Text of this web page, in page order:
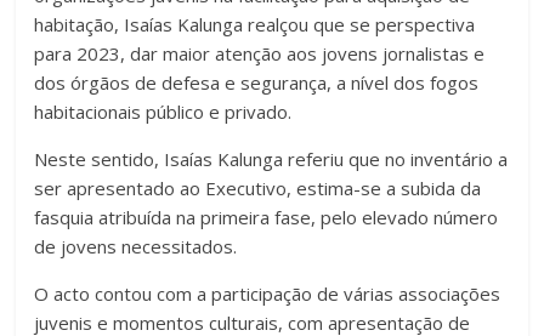
habitação, Isaías Kalunga realçou que se perspectiva
para 2023, dar maior atenção aos jovens jornalistas e
dos órgãos de defesa e segurança, a nível dos fogos
habitacionais público e privado.
Neste sentido, Isaías Kalunga referiu que no inventário a
ser apresentado ao Executivo, estima-se a subida da
fasquia atribuída na primeira fase, pelo elevado número
de jovens necessitados.
O acto contou com a participação de várias associações
juvenis e momentos culturais, com apresentação de